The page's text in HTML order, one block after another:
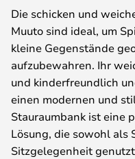
Die schicken und
Muuto sind ideal, um
kleine Gegenstände
aufzubewahren. Ihr
und kinderfreundlich
einen modernen und
Stauraumbank ist eine
Lösung, die sowohl als
Sitzgelegenheit